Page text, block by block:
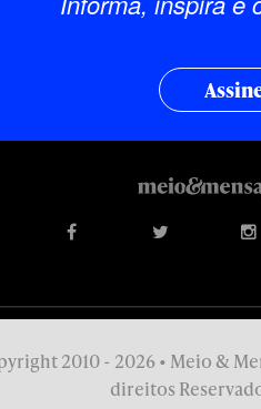
2010 - 2026 • Meio &
direitos